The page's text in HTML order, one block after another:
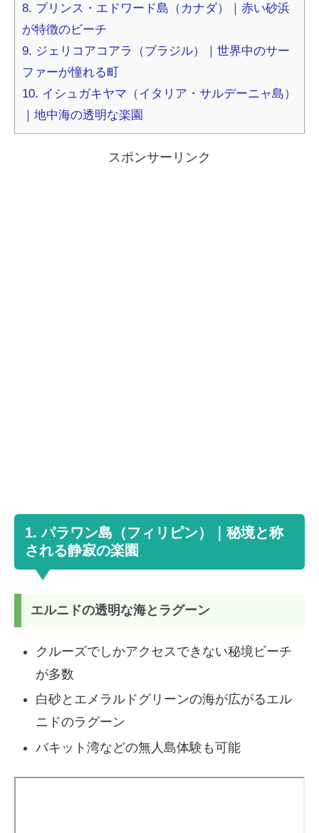
8. プリンス・エドワード島（カナダ）｜赤い砂浜
が特徴のビーチ
9. ジェリコアコアラ（ブラジル）｜世界中のサー
ファーが憧れる町
10. イシュガキヤマ（イタリア・サルデーニャ島）
｜地中海の透明な楽園
スポンサーリンク
1. パラワン島（フィリピン）｜秘境と称
される静寂の楽園
エルニドの透明な海とラグーン
クルーズでしかアクセスできない秘境ビーチ
が多数
白砂とエメラルドグリーンの海が広がるエル
ニドのラグーン
バキット湾などの無人島体験も可能